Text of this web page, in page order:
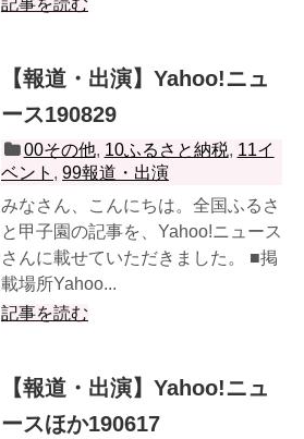
【報道・出演】Yahoo!ニュ
ース190829
00その他, 10ふるさと納税, 11イ
ベント , 99報道・出演
みなさん、こんにちは。全国ふるさ
と甲子園の記事を、Yahoo!ニュース
さんに載せていただきました。 ■掲
載場所Yahoo...
記事を読む
【報道・出演】Yahoo!ニュ
ースほか190617